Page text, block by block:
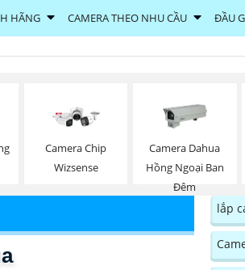
HÃNG CAMERA THEO NHU CẦU ĐẦU
Camera Chip
Wizsense
Camera Dahua
Hồng Ngoại Ban
Đêm
lắp